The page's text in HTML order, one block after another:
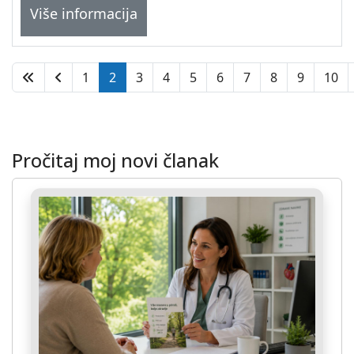
Više informacija
1 2 3 4 5 6 7 8 9 10
Pročitaj moj novi članak